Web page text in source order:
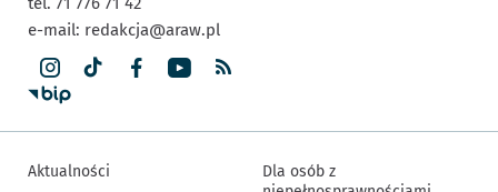
e-mail: redakcja@araw.pl
Aktualności
Dla osób z